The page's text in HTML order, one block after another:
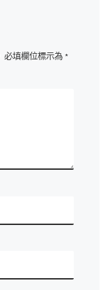
必填欄位標示為 *